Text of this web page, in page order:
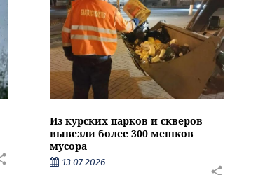
Из курских парков и скверов
вывезли более 300 мешков
мусора
13.07.2026